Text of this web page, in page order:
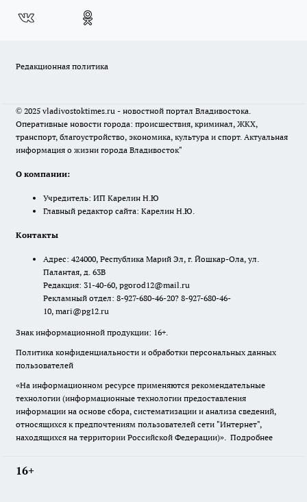
Редакционная политика
© 2025 vladivostoktimes.ru - новостной портал Владивостока.
Оперативные новости города: происшествия, криминал, ЖКХ,
транспорт, благоустройство, экономика, культура и спорт. Актуальная
информация о жизни города Владивосток"
О компании:
Учредитель: ИП Карелин Н.Ю
Главный редактор сайта: Карелин Н.Ю.
Контакты
Адрес: 424000, Республика Марий Эл, г. Йошкар-Ола, ул.
Палантая, д. 63В
Редакция: 31-40-60, pgorod12@mail.ru
Рекламный отдел: 8-927-680-46-20? 8-927-680-46-
10, mari@pg12.ru
Знак информационной продукции: 16+.
Политика конфиденциальности и обработки персональных данных
пользователей
«На информационном ресурсе применяются рекомендательные
технологии (информационные технологии предоставления
информации на основе сбора, систематизации и анализа сведений,
относящихся к предпочтениям пользователей сети "Интернет",
находящихся на территории Российской Федерации)». Подробнее
16+